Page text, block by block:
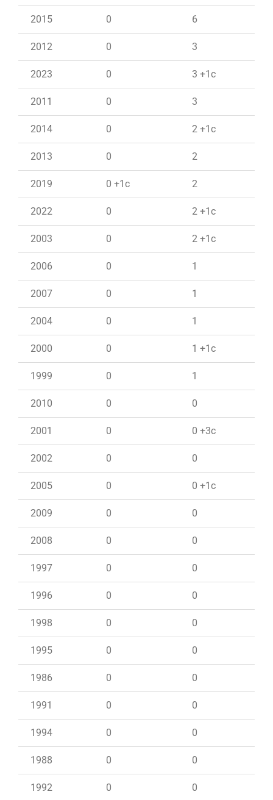
2015 0 6
2012 0 3
2023 0 3 +1c
2011 0 3
2014 0 2 +1c
2013 0 2
2019 0 +1c 2
2022 0 2 +1c
2003 0 2 +1c
2006 0 1
2007 0 1
2004 0 1
2000 0 1 +1c
1999 0 1
2010 0 0
2001 0 0 +3c
2002 0 0
2005 0 0 +1c
2009 0 0
2008 0 0
1997 0 0
1996 0 0
1998 0 0
1995 0 0
1986 0 0
1991 0 0
1994 0 0
1988 0 0
1992 0 0